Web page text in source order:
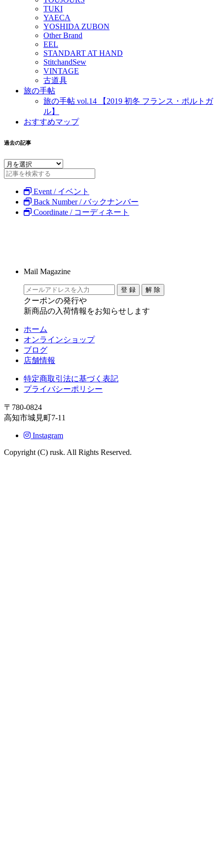
TUKI
YAECA
YOSHIDA ZUBON
Other Brand
EEL
STANDART AT HAND
StitchandSew
VINTAGE
古道具
旅の手帖
旅の手帖 vol.14 【2019 初冬 フランス・ポルトガ
ル】
おすすめマップ
過去の記事
Event / イベント
Back Number / バックナンバー
Coordinate / コーディネート
Mail Magazine
クーポンの発行や
新商品の入荷情報をお知らせします
ホーム
オンラインショップ
ブログ
店舗情報
特定商取引法に基づく表記
プライバシーポリシー
〒780-0824
高知市城見町7-11
Instagram
Copyright (C) rusk. All Rights Reserved.